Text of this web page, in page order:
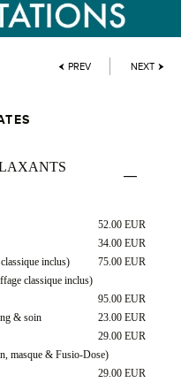
PREV NEXT
52.00 EUR
34.00 EUR
inclus)
75.00 EUR
classique inclus)
95.00 EUR
& soin
23.00 EUR
29.00 EUR
masque & Fusio-Dose)
29.00 EUR